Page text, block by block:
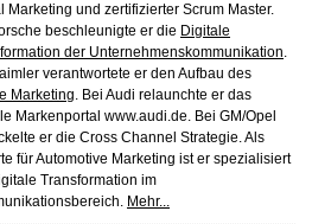
Marketing und zertifizierter Scrum Master.
beschleunigte er die Digitale
der Unternehmenskommunikation.
verantwortete er den Aufbau des
Marketing. Bei Audi relaunchte er das
Markenportal www.audi.de. Bei GM/Opel
er die Cross Channel Strategie. Als
für Automotive Marketing ist er spezialisiert
Transformation im
Mehr...